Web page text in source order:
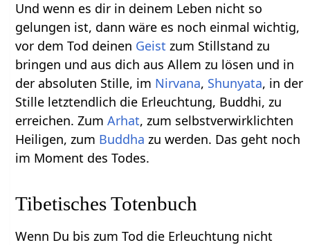
Und wenn es dir in deinem Leben nicht so
gelungen ist, dann wäre es noch einmal wichtig,
vor dem Tod deinen Geist zum Stillstand zu
bringen und aus dich aus Allem zu lösen und in
der absoluten Stille, im Nirvana, Shunyata, in der
Stille letztendlich die Erleuchtung, Buddhi, zu
erreichen. ZumArhat, zum selbstverwirklichten
Heiligen, zum Buddha zu werden. Das geht noch
im Moment des Todes.
Tibetisches Totenbuch
Wenn Du bis zum Tod die Erleuchtung nicht